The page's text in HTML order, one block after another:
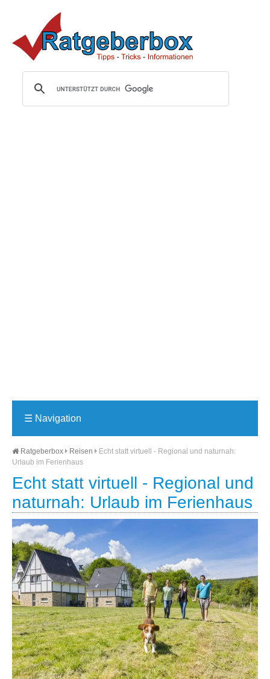
☰ Navigation
Ratgeberbox Reisen
Echt statt virtuell - Regional und naturnah:
Urlaub im Ferienhaus
Echt statt virtuell - Regional und
naturnah: Urlaub im Ferienhaus